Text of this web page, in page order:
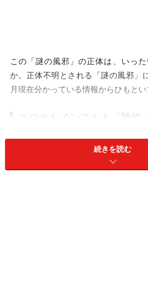
この「謎の風邪」の正体は、いっ
か。正体不明とされる「謎の風邪」
月現在分かっている情報からひもとい
コロナもインフルも「陰性
「謎の風邪」の症状の特徴として、
痛みから不調が始まることが挙げら
続きを読む